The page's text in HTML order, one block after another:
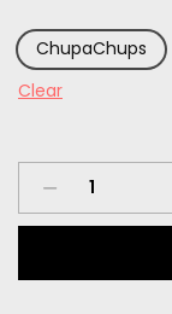
ChupaChups
Clear
Chupa
quantity